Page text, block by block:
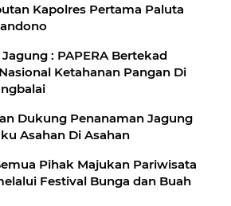
Kapolres Pertama Paluta
: PAPERA Bertekad
Ketahanan Pangan Di
Dukung Penanaman Jagung
Asahan Di Asahan
Pihak Majukan Pariwisata
Festival Bunga dan Buah